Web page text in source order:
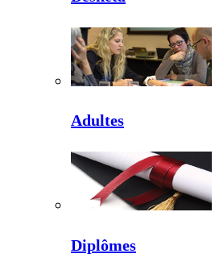
Adultes
Diplômes